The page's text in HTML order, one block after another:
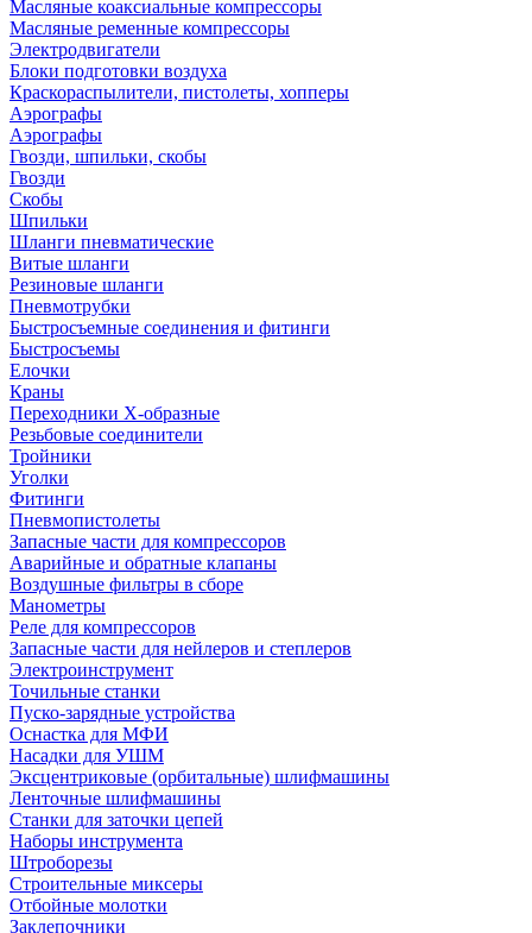
Масляные коаксиальные компрессоры
Масляные ременные компрессоры
Электродвигатели
Блоки подготовки воздуха
Краскораспылители, пистолеты, хопперы
Аэрографы
Аэрографы
Гвозди, шпильки, скобы
Гвозди
Скобы
Шпильки
Шланги пневматические
Витые шланги
Резиновые шланги
Пневмотрубки
Быстросъемные соединения и фитинги
Быстросъемы
Елочки
Краны
Переходники Х-образные
Резьбовые соединители
Тройники
Уголки
Фитинги
Пневмопистолеты
Запасные части для компрессоров
Аварийные и обратные клапаны
Воздушные фильтры в сборе
Манометры
Реле для компрессоров
Запасные части для нейлеров и степлеров
Электроинструмент
Точильные станки
Пуско-зарядные устройства
Оснастка для МФИ
Насадки для УШМ
Эксцентриковые (орбитальные) шлифмашины
Ленточные шлифмашины
Станки для заточки цепей
Наборы инструмента
Штроборезы
Строительные миксеры
Отбойные молотки
Заклепочники